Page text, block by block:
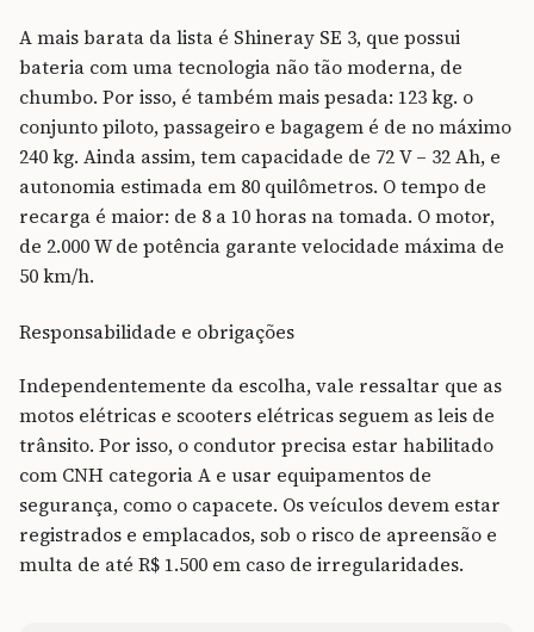
A mais barata da lista é Shineray SE 3, que possui
bateria com uma tecnologia não tão moderna, de
chumbo. Por isso, é também mais pesada: 123 kg. o
conjunto piloto, passageiro e bagagem é de no máximo
240 kg. Ainda assim, tem capacidade de 72 V – 32 Ah, e
autonomia estimada em 80 quilômetros. O tempo de
recarga é maior: de 8 a 10 horas na tomada. O motor,
de 2.000 W de potência garante velocidade máxima de
50 km/h.
Responsabilidade e obrigações
Independentemente da escolha, vale ressaltar que as
motos elétricas e scooters elétricas seguem as leis de
trânsito. Por isso, o condutor precisa estar habilitado
com CNH categoria A e usar equipamentos de
segurança, como o capacete. Os veículos devem estar
registrados e emplacados, sob o risco de apreensão e
multa de até R$ 1.500 em caso de irregularidades.